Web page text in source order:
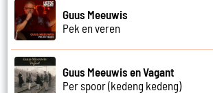
Guus Meeuwis
Pek en veren
Guus Meeuwis en Vagant
Per spoor (kedeng kedeng)